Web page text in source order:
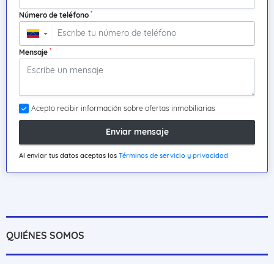
Número de teléfono *
▼
Mensaje *
Acepto recibir información sobre ofertas inmobiliarias
Enviar mensaje
Al enviar tus datos aceptas los Términos de servicio y privacidad
QUIÉNES SOMOS